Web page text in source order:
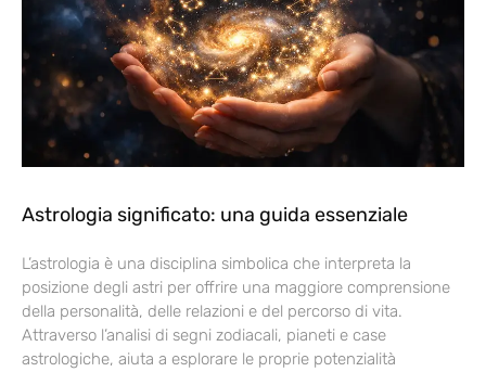
Astrologia significato: una guida essenziale
L’astrologia è una disciplina simbolica che interpreta la
posizione degli astri per offrire una maggiore comprensione
della personalità, delle relazioni e del percorso di vita.
Attraverso l’analisi di segni zodiacali, pianeti e case
astrologiche, aiuta a esplorare le proprie potenzialità